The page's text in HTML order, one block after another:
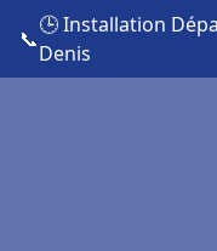
📞
🕒 Installation
Denis